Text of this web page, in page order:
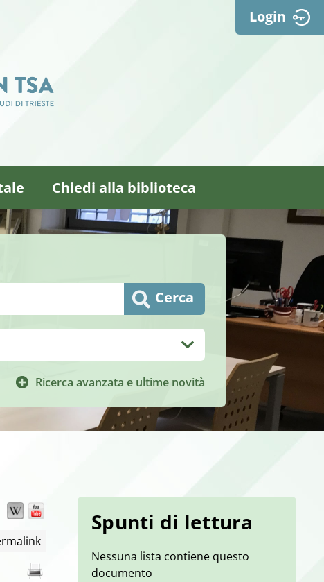
Login
Chiedi alla biblioteca
Cerca
Ricerca avanzata e ultime novità
Wikipedia
Spunti di lettura
Nessuna lista contiene questo
documento